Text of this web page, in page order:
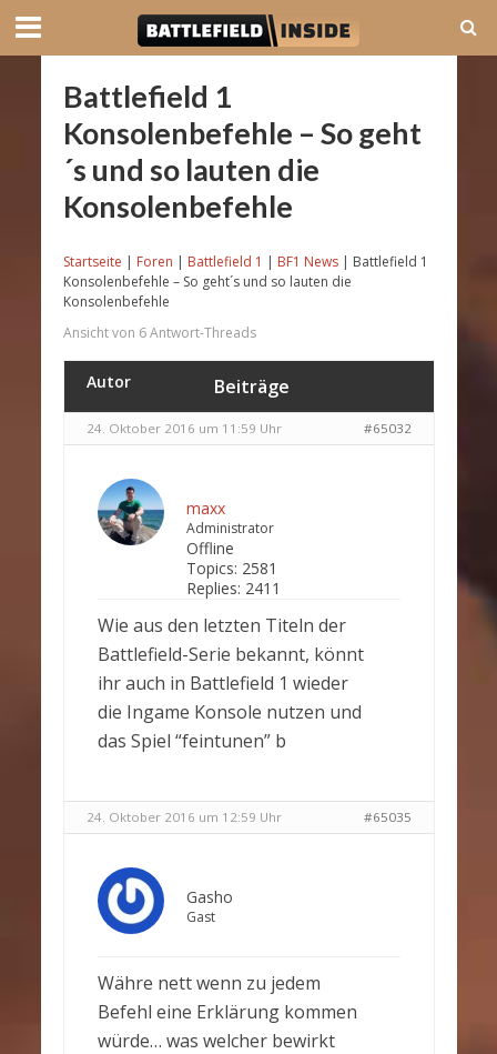
Battlefield 1
Konsolenbefehle – So geht
´s und so lauten die
Konsolenbefehle
Startseite | Foren | Battlefield 1 | BF1 News | Battlefield 1
Konsolenbefehle – So geht´s und so lauten die
Konsolenbefehle
Ansicht von 6 Antwort-Threads
Autor Beiträge
24. Oktober 2016 um 11:59 Uhr #65032
maxx
Administrator
Offline
Topics: 2581
Replies: 2411
Wie aus den letzten Titeln der
Battlefield-Serie bekannt, könnt
ihr auch in Battlefield 1 wieder
die Ingame Konsole nutzen und
das Spiel “feintunen” b
24. Oktober 2016 um 12:59 Uhr #65035
Gasho
Gast
Währe nett wenn zu jedem
Befehl eine Erklärung kommen
würde… was welcher bewirkt